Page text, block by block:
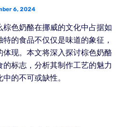
6, 2024
色奶酪在挪威的文化中占据如
的食品不仅仅是味道的象征，
体现。本文将深入探讨棕色奶酪
标志，分析其制作工艺的魅力
的不可或缺性。